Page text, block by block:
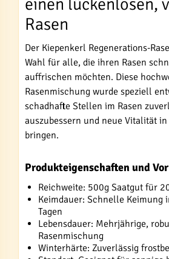
einen lückenlosen,
Rasen
Der Kiepenkerl Regenerations-
Wahl für alle, die ihren Rasen
auffrischen möchten. Diese
Rasenmischung wurde speziell
schadhafte Stellen im Rasen
auszubessern und neue Vitalität
bringen.
Produkteigenschaften und
Reichweite: 500g Saatgut für
Keimdauer: Schnelle Keimung
Tagen
Lebensdauer: Mehrjährige,
Rasenmischung
Winterhärte: Zuverlässig